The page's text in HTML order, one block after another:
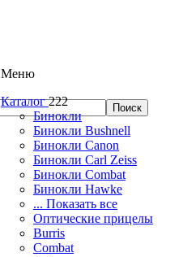
Меню
Каталог 222
Бинокли
Бинокли Bushnell
Бинокли Canon
Бинокли Carl Zeiss
Бинокли Combat
Бинокли Hawke
... Показать все
Оптические прицелы
Burris
Combat